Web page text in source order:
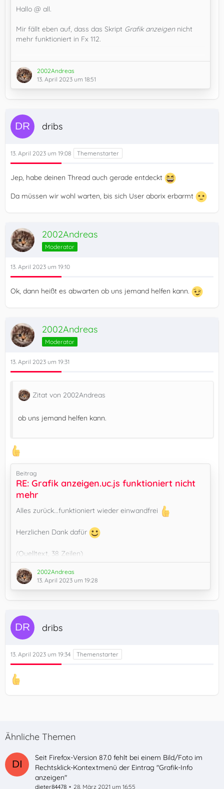
})();
Hallo @ all.
Mir fällt eben auf, dass das Skript Grafik anzeigennicht
mehr funktioniert in Fx 112.
Nach Klick passiert gar nichts.
(Quelltext, 38 Zeilen)
Kann das jemand bestätigen, bzw. gibt es dafür Abhilfe?
Für jegliche Hilfe wie immer herzlichen Dank vorweg.
2002Andreas
13. April 2023 um 18:51
dribs
13. April 2023 um 19:08
Jep, habe deinen Thread auch gerade entdeckt
Da müssen wir wohl warten, bis sich User aborix erbarmt
2002Andreas
Moderator
13. April 2023 um 19:10
Ok, dann heißt es abwarten ob uns jemand helfen kann.
2002Andreas
Moderator
13. April 2023 um 19:31
Zitat von 2002Andreas
ob uns jemand helfen kann.
Beitrag
RE: Grafik anzeigen.uc.js funktioniert nicht
mehr
Alles zurück...funktioniert wieder einwandfrei
Herzlichen Dank dafür
(Quelltext, 38 Zeilen)
2002Andreas
13. April 2023 um 19:28
dribs
13. April 2023 um 19:34
Ähnliche Themen
Seit Firefox-Version 87.0 fehlt bei einem Bild/Foto im
Rechtsklick-Kontextmenü der Eintrag "Grafik-Info
anzeigen"
dieter84478 28. März 2021 um 16:55